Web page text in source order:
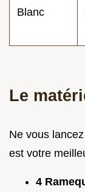
Blanc
Le
Ne vous
est votre
4